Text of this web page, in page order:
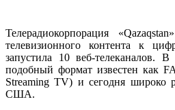
Телерадиокорпорация
телевизионного контента к
запустила 10 веб-телеканалов.
подобный формат известен как
Streaming TV) и сегодня широко
США.